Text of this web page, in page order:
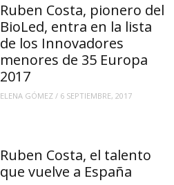
Ruben Costa, pionero del
BioLed, entra en la lista
de los Innovadores
menores de 35 Europa
2017
ELENA GÓMEZ / 6 SEPTIEMBRE, 2017
Ruben Costa, el talento
que vuelve a España